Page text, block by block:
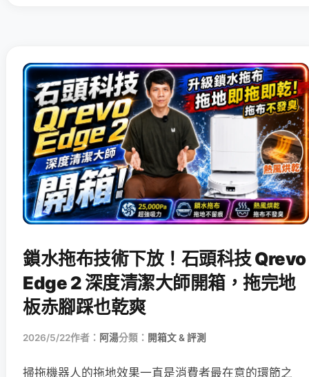
鎖水拖布技術下放！石頭科技 Qrevo
Edge 2 深度清潔大師開箱，拖完地
板赤腳踩也乾爽
2026/5/22作者： 阿湯分類： 開箱文 & 評測
掃拖機器人的拖地效果一直是消費者最在意的環節之